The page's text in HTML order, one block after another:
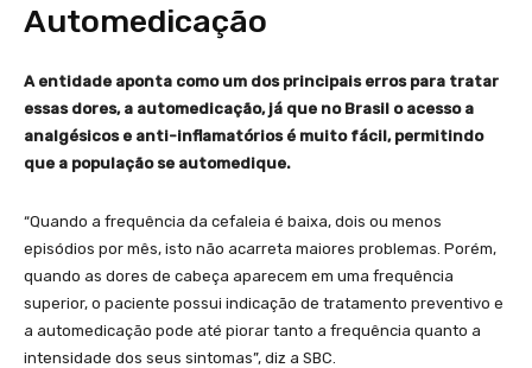
Automedicação
A entidade aponta como um dos principais erros para tratar
essas dores, a automedicação, já que no Brasil o acesso a
analgésicos e anti-inflamatórios é muito fácil, permitindo
que a população se automedique.
“Quando a frequência da cefaleia é baixa, dois ou menos
episódios por mês, isto não acarreta maiores problemas. Porém,
quando as dores de cabeça aparecem em uma frequência
superior, o paciente possui indicação de tratamento preventivo e
a automedicação pode até piorar tanto a frequência quanto a
intensidade dos seus sintomas”, diz a SBC.